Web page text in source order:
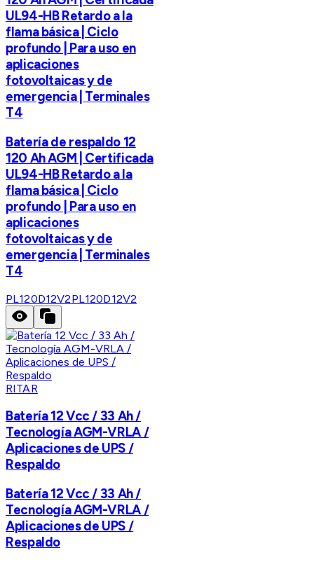
UL94-HB Retardo a la
flama básica | Ciclo
profundo | Para uso en
aplicaciones
fotovoltaicas y de
emergencia | Terminales
T4
Batería de respaldo 12
120 Ah AGM | Certificada
UL94-HB Retardo a la
flama básica | Ciclo
profundo | Para uso en
aplicaciones
fotovoltaicas y de
emergencia | Terminales
T4
PL120D12V2PL120D12V2
RITAR
Batería 12 Vcc / 33 Ah /
Tecnología AGM-VRLA /
Aplicaciones de UPS /
Respaldo
Batería 12 Vcc / 33 Ah /
Tecnología AGM-VRLA /
Aplicaciones de UPS /
Respaldo